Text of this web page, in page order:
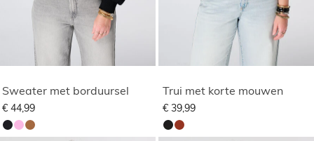
Sweater met borduursel
€ 44,99
Trui met korte mouwen
€ 39,99